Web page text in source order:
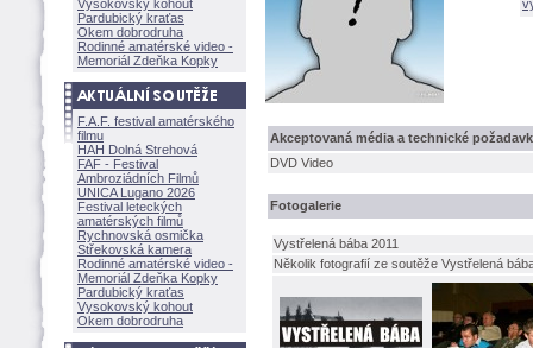
Vysokovský kohout
Pardubický kraťas
Okem dobrodruha
Rodinné amatérské video -
Memoriál Zdeňka Kopky
F.A.F. festival amatérského
filmu
HAH Dolná Strehov
FAF - Festival
Ambroziádních Filmů
UNICA Lugano 2026
Festival leteckých
amatérských filmů
Rychnovská osmička
Střekovská kamera
Rodinné amatérské video -
Memoriál Zdeňka Kopky
Pardubický kraťas
Vysokovský kohout
Okem dobrodruha
Akceptovaná média a technické
DVD Video
Fotogalerie
Vystřelená bába 2011
Několik fotografií ze soutěže Vystřelená